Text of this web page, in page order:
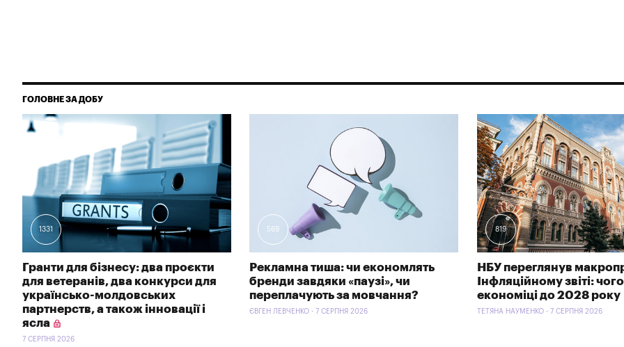
ГОЛОВНЕ ЗА ДОБУ
1331
Гранти для бізнесу: два проєкти
для ветеранів, два конкурси для
українсько-молдовських
партнерств, а також інновації і
ясла
7 СЕРПНЯ 2026
569
Рекламна тиша: чи економлять
бренди завдяки «паузі», чи
переплачують за мовчання?
ЄВГЕН ЛЕВЧЕНКО - 7 СЕРПНЯ 2026
819
НБУ переглянув
Інфляційному звіті:
економіці до 2028 року
ТЕТЯНА НАУМЕНКО - 7 СЕРПНЯ 2026